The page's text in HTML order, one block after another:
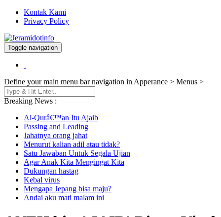
Kontak Kami
Privacy Policy
Jeramidotinfo
Berita dan Informasi Terkini
Toggle navigation
Define your main menu bar navigation in Apperance > Menus >
Breaking News :
Al-Qurâ€™an Itu Ajaib
Passing and Leading
Jahatnya orang jahat
Menurut kalian adil atau tidak?
Satu Jawaban Untuk Segala Ujian
Agar Anak Kita Mengingat Kita
Dukungan hastag
Kebal virus
Mengapa Jepang bisa maju?
Andai aku mati malam ini